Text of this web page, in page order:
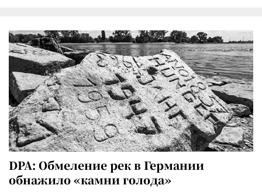
DPA: Обмеление рек в Германии
обнажило «камни голода»